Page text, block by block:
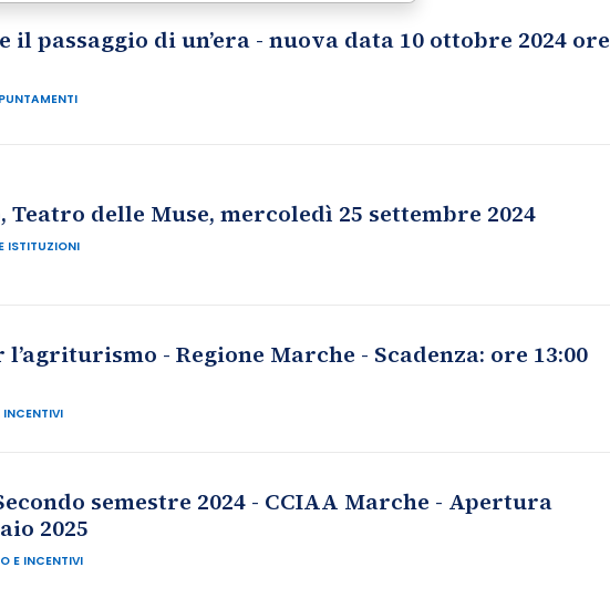
passaggio di un’era - nuova data 10 ottobre 2024 ore
delle Muse, mercoledì 25 settembre 2024
ISTITUZIONI
- Regione Marche - Scadenza: ore 13:00
semestre 2024 - CCIAA Marche - Apertura
2025
E INCENTIVI